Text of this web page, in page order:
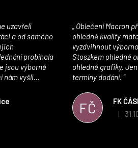
je 5 z 5 hvězdiček.
a od samého
probíhala
jsou výborně
nám vyšli
Velmi
e-shopu,
a výrazně nám
FČ
FK
ohledně kvality
vyzdvihnout
Stoszkem ohledně
ohledně grafiky. Jen malinké mínus za delší
termíny dodání.